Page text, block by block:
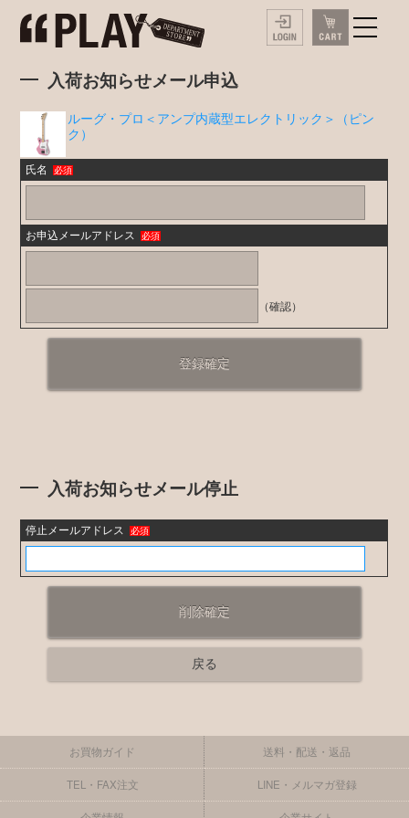
入荷お知らせメール申込
ルーグ・プロ＜アンプ内蔵型エレクトリック＞（ピン
ク）
氏名 必須
お申込メールアドレス 必須
（確認）
入荷お知らせメール停止
停止メールアドレス 必須
お買物ガイド 送料・配送・返品
TEL・FAX注文 LINE・メルマガ登録